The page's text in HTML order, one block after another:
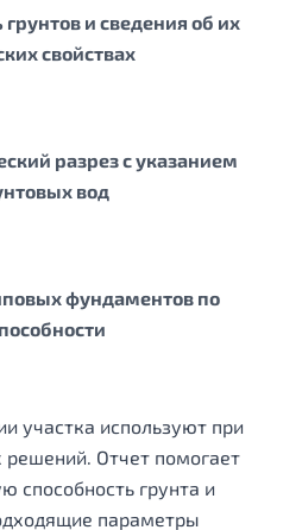
грунтов и сведения об их
свойствах
разрез с указанием
вод
фундаментов по
участка используют при
Отчет помогает
способность грунта и
параметры